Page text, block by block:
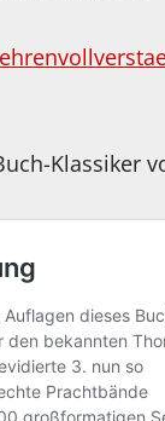
Klassiker